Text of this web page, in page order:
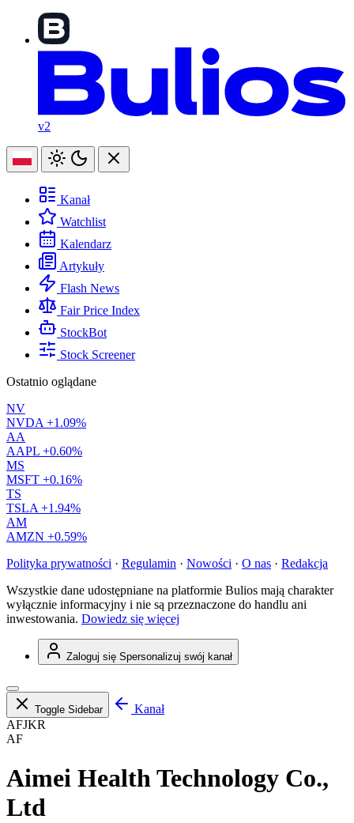
v2
Kanał
Watchlist
Kalendarz
Artykuły
Flash News
Fair Price Index
StockBot
Stock Screener
Ostatnio oglądane
NV
NVDA +1.09%
AA
AAPL +0.60%
MS
MSFT +0.16%
TS
TSLA +1.94%
AM
AMZN +0.59%
Polityka prywatności · Regulamin · Nowości · O nas · Redakcja
Wszystkie dane udostępniane na platformie Bulios mają charakter
wyłącznie informacyjny i nie są przeznaczone do handlu ani
inwestowania. Dowiedz się więcej
Zaloguj się Spersonalizuj swój kanał
Toggle Sidebar
Kanał
AFJKR
AF
Aimei Health Technology Co.,
Ltd